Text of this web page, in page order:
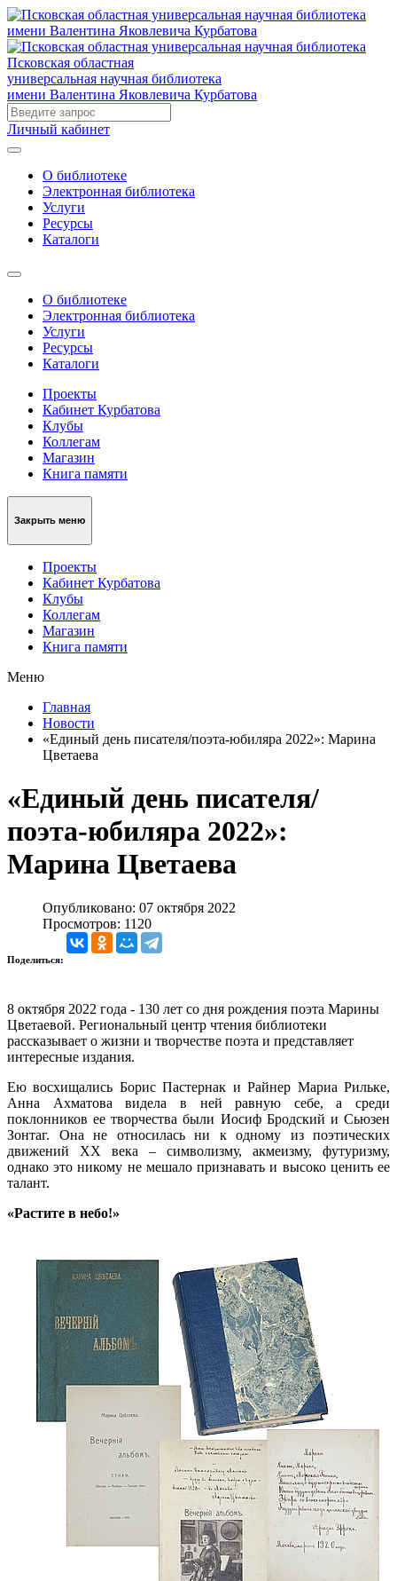
Псковская областная
универсальная научная библиотека
имени Валентина Яковлевича Курбатова
Личный кабинет
О библиотеке
Электронная библиотека
Услуги
Ресурсы
Каталоги
О библиотеке
Электронная библиотека
Услуги
Ресурсы
Каталоги
Проекты
Кабинет Курбатова
Клубы
Коллегам
Магазин
Книга памяти
Закрыть меню
Проекты
Кабинет Курбатова
Клубы
Коллегам
Магазин
Книга памяти
Меню
Главная
Новости
«Единый день писателя/поэта-юбиляра 2022»: Марина
Цветаева
«Единый день писателя/
поэта-юбиляра 2022»:
Марина Цветаева
Опубликовано: 07 октября 2022
Просмотров: 1120
Поделиться:
8 октября 2022 года - 130 лет со дня рождения поэта Марины
Цветаевой. Региональный центр чтения библиотеки
рассказывает о жизни и творчестве поэта и представляет
интересные издания.
Ею восхищались Борис Пастернак и Райнер Мариа Рильке,
Анна Ахматова видела в ней равную себе, а среди
поклонников ее творчества были Иосиф Бродский и Сьюзен
Зонтаг. Она не относилась ни к одному из поэтических
движений XX века – символизму, акмеизму, футуризму,
однако это никому не мешало признавать и высоко ценить ее
талант.
«Растите в небо!»